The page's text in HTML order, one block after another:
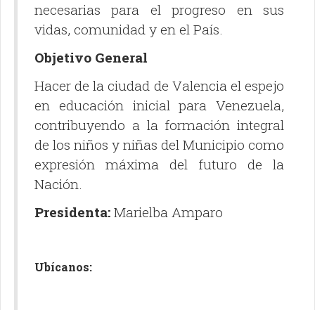
necesarias para el progreso en sus
vidas, comunidad y en el País.
Objetivo General
Hacer de la ciudad de Valencia el espejo
en educación inicial para Venezuela,
contribuyendo a la formación integral
de los niños y niñas del Municipio como
expresión máxima del futuro de la
Nación.
Presidenta: Marielba Amparo
Ubícanos: